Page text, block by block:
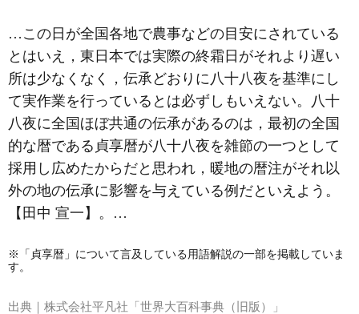
…この日が全国各地で農事などの目安にされている
とはいえ，東日本では実際の終霜日がそれより遅い
所は少なくなく，伝承どおりに八十八夜を基準にし
て実作業を行っているとは必ずしもいえない。八十
八夜に全国ほぼ共通の伝承があるのは，最初の全国
的な暦である貞享暦が八十八夜を雑節の一つとして
採用し広めたからだと思われ，暖地の暦注がそれ以
外の地の伝承に影響を与えている例だといえよう。
【田中 宣一】。…
※「貞享暦」について言及している用語解説の一部を掲載していま
す。
出典｜ 株式会社平凡社「世界大百科事典（旧版）」